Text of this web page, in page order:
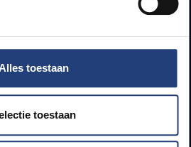
toestaan
toestaan